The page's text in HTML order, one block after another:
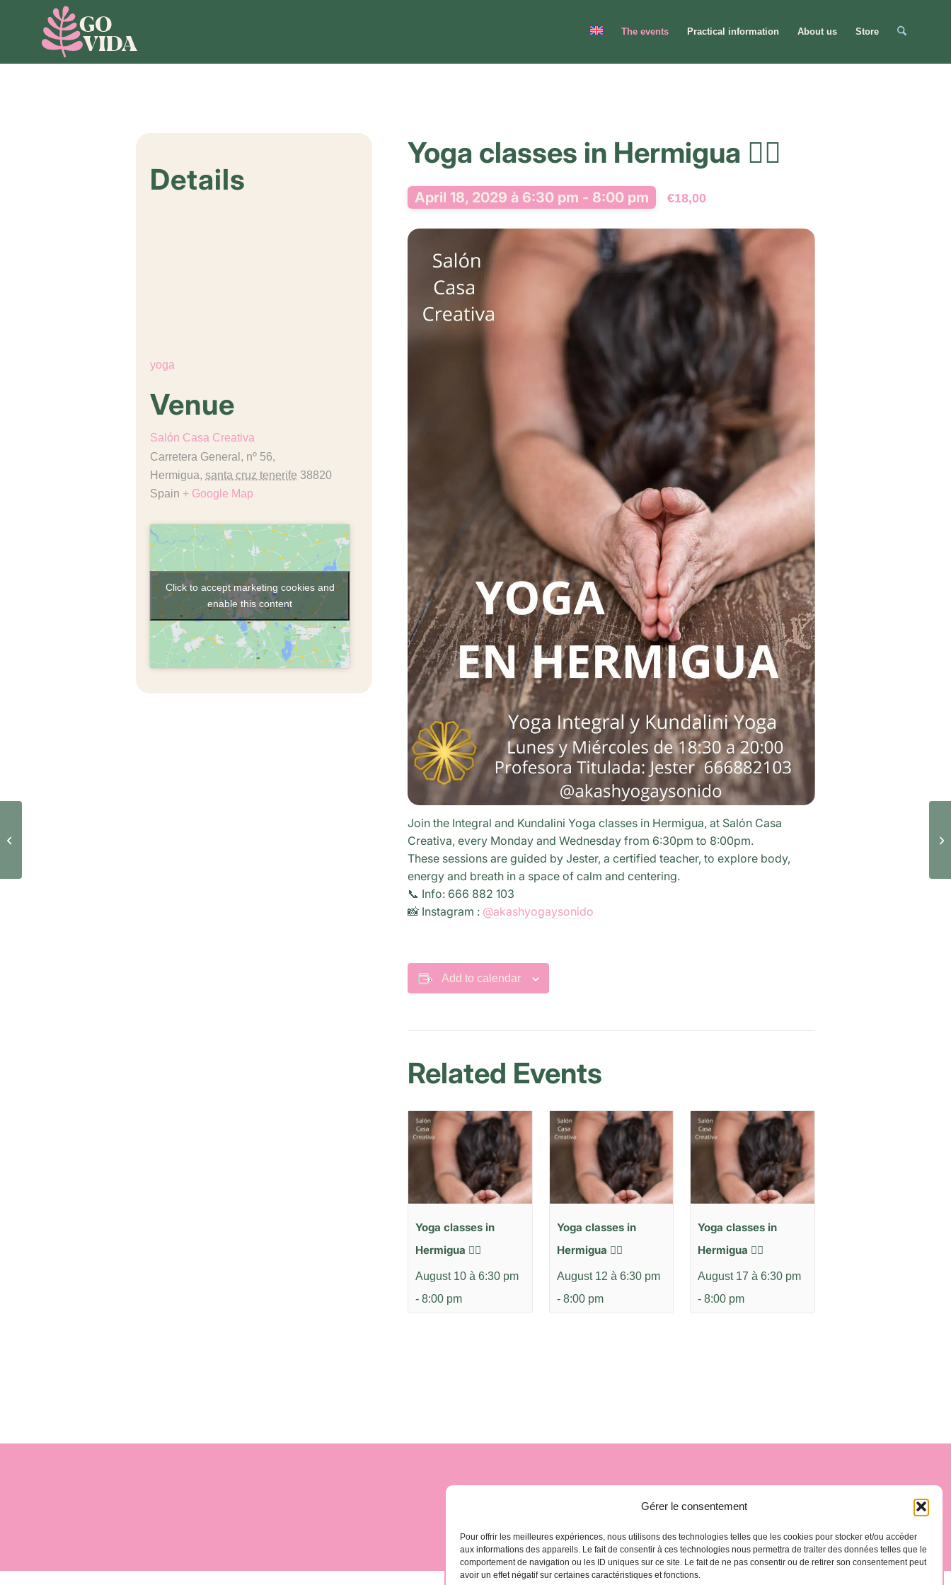
Gérer le consentement
Pour offrir les meilleures expériences, nous utilisons des technologies telles que les cookies pour stocker et/ou accéder
aux informations des appareils. Le fait de consentir à ces technologies nous permettra de traiter des données telles que le
comportement de navigation ou les ID uniques sur ce site. Le fait de ne pas consentir ou de retirer son consentement peut
avoir un effet négatif sur certaines caractéristiques et fonctions.
The events Practical information About us Store
Yoga classes in Hermigua 🧘‍♂️
April 18, 2029 à 6:30 pm - 8:00 pm €18,00
Join the Integral and Kundalini Yoga classes in Hermigua, at Salón Casa
Creativa, every Monday and Wednesday from 6:30pm to 8:00pm.
These sessions are guided by Jester, a certified teacher, to explore body,
energy and breath in a space of calm and centering.
📞 Info: 666 882 103
📸 Instagram : @akashyogaysonido
Add to calendar
Related Events
Yoga classes in
Hermigua 🧘‍♂️
August 10 à 6:30 pm
- 8:00 pm
Yoga classes in
Hermigua 🧘‍♂️
August 12 à 6:30 pm
- 8:00 pm
Yoga classes in
Hermigua 🧘‍♂️
August 17 à 6:30 pm
- 8:00 pm
Details
yoga
Venue
Salón Casa Creativa
Carretera General, nº 56,
Hermigua, santa cruz tenerife 38820
Spain + Google Map
Click to accept marketing cookies and
enable this content
contact@gomera-vida.es La Gomera, Spain